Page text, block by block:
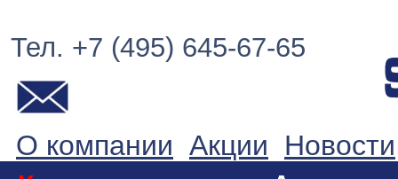
Тел. +7 (495) 645-67-65
О компании Акции Новости